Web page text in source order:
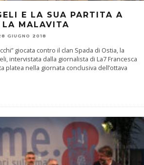
E LA SUA PARTITA A
LA MALAVITA
GIUGNO 2018
giocata contro il clan Spada di Ostia, la
intervistata dalla giornalista di La7 Francesca
platea nella giornata conclusiva dell’ottava